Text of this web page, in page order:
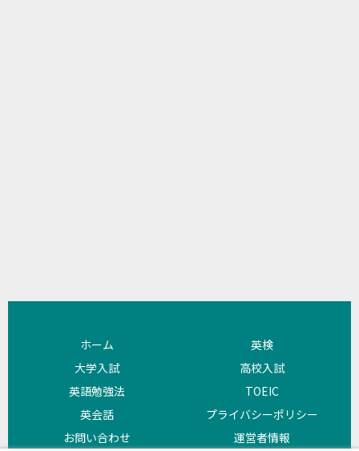
ホーム
英検
大学入試
高校入試
英語勉強法
TOEIC
英会話
プライバシーポリシー
お問い合わせ
運営者情報